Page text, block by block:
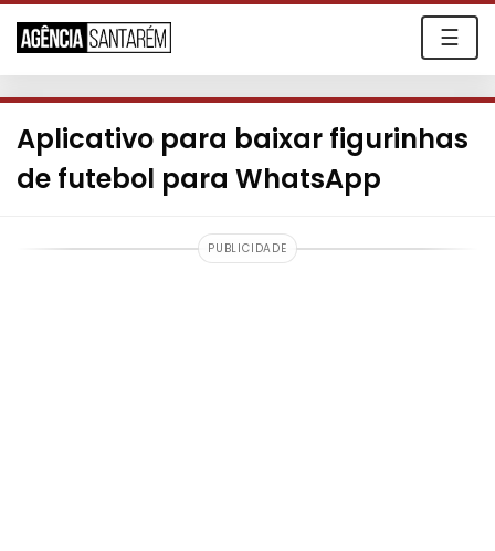
☰
Aplicativo para baixar figurinhas
de futebol para WhatsApp
PUBLICIDADE